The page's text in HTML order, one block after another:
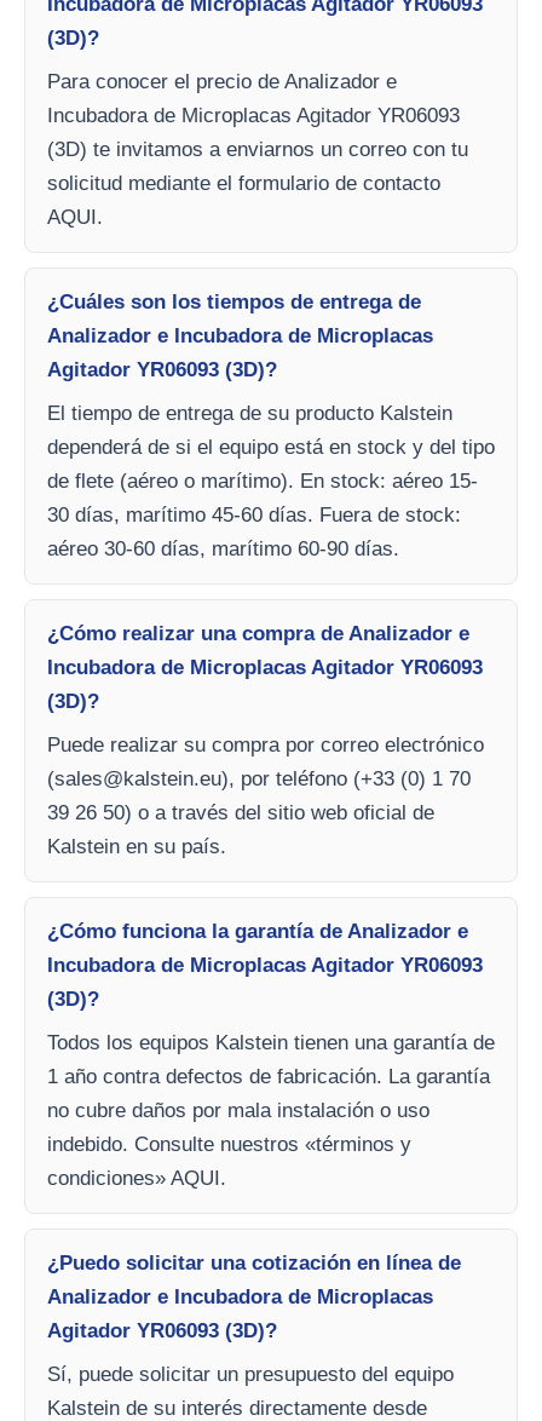
(3D)?
Para conocer el precio de Analizador e
Incubadora de Microplacas Agitador YR06093
(3D) te invitamos a enviarnos un correo con tu
solicitud mediante el formulario de contacto
AQUI.
¿Cuáles son los tiempos de entrega de
Analizador e Incubadora de Microplacas
Agitador YR06093 (3D)?
El tiempo de entrega de su producto Kalstein
dependerá de si el equipo está en stock y del tipo
de flete (aéreo o marítimo). En stock: aéreo 15-
30 días, marítimo 45-60 días. Fuera de stock:
aéreo 30-60 días, marítimo 60-90 días.
¿Cómo realizar una compra de Analizador e
Incubadora de Microplacas Agitador YR06093
(3D)?
Puede realizar su compra por correo electrónico
(sales@kalstein.eu), por teléfono (+33 (0) 1 70
39 26 50) o a través del sitio web oficial de
Kalstein en su país.
¿Cómo funciona la garantía de Analizador e
Incubadora de Microplacas Agitador YR06093
(3D)?
Todos los equipos Kalstein tienen una garantía de
1 año contra defectos de fabricación. La garantía
no cubre daños por mala instalación o uso
indebido. Consulte nuestros «términos y
condiciones» AQUI.
¿Puedo solicitar una cotización en línea de
Analizador e Incubadora de Microplacas
Agitador YR06093 (3D)?
Sí, puede solicitar un presupuesto del equipo
Kalstein de su interés directamente desde